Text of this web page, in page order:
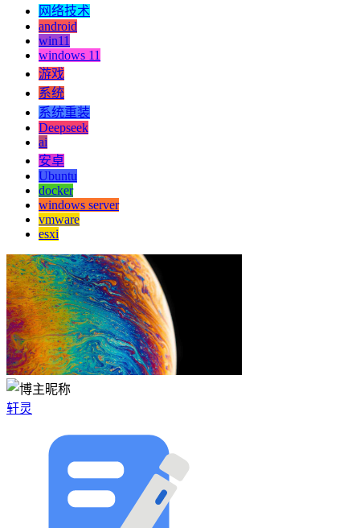
网络技术
android
win11
windows 11
游戏
系统
系统重装
Deepseek
ai
安卓
Ubuntu
docker
windows server
vmware
esxi
轩灵